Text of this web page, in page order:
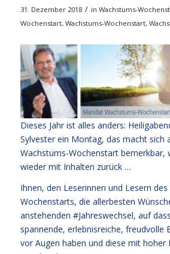
31. Dezember 2018 / in Wachstums-
Wochenstart, Wachstums-Wochenstart,
Dieses Jahr ist alles anders:
Sylvester ein Montag, das macht sich
Wachstums-Wochenstart bemerkbar,
wieder mit Inhalten zurück …
Ihnen, den Leserinnen und Lesern
Wochenstarts, die allerbesten
anstehenden #Jahreswechsel, auf
spannende, erlebnisreiche, freudvolle
vor Augen haben und diese mit hoher